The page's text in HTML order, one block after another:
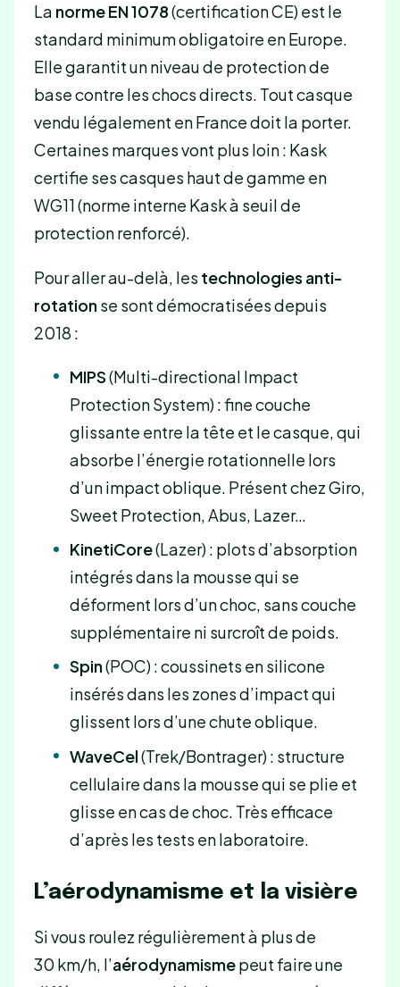
La norme EN 1078(certification CE) est le
standard minimum obligatoire en Europe.
Elle garantit un niveau de protection de
base contre les chocs directs. Tout casque
vendu légalement en France doit la porter.
Certaines marques vont plus loin : Kask
certifie ses casques haut de gamme en
WG11 (norme interne Kask à seuil de
protection renforcé).
Pour aller au-delà, les technologies anti-
rotationse sont démocratisées depuis
2018 :
MIPS(Multi-directional Impact
Protection System) : fine couche
glissante entre la tête et le casque, qui
absorbe l’énergie rotationnelle lors
d’un impact oblique. Présent chez Giro,
Sweet Protection, Abus, Lazer…
KinetiCore(Lazer) : plots d’absorption
intégrés dans la mousse qui se
déforment lors d’un choc, sans couche
supplémentaire ni surcroît de poids.
Spin(POC) : coussinets en silicone
insérés dans les zones d’impact qui
glissent lors d’une chute oblique.
WaveCel(Trek/Bontrager) : structure
cellulaire dans la mousse qui se plie et
glisse en cas de choc. Très efficace
d’après les tests en laboratoire.
L’aérodynamisme et la visière
Si vous roulez régulièrement à plus de
30 km/h, l’aérodynamismepeut faire une